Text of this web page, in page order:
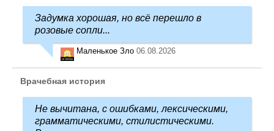
Задумка хорошая, но всё перешло в
розовые сопли...
Маленькое Зло 06.08.2026
Врачебная история
Не вычитана, с ошибками, лексическими,
грамматическими, стилистическими.